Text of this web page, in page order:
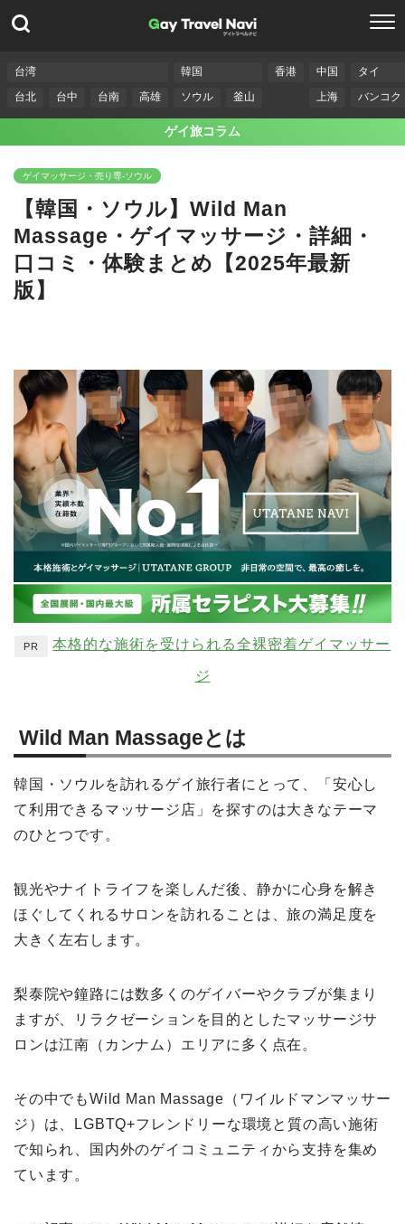
台湾
台北
台中 台南 高雄
韓国
ソウル
釜山
香港
中国
上海
タイ
バンコク
ゲイ旅コラム
ゲイマッサージ・売り専-ソウル
【韓国・ソウル】Wild Man
Massage・ゲイマッサージ・詳細・
口コミ・体験まとめ【2025年最新
版】
PR 本格的な施術を受けられる全裸密着ゲイマッサー
ジ
Wild Man Massageとは
韓国・ソウルを訪れるゲイ旅行者にとって、「安心し
て利用できるマッサージ店」を探すのは大きなテーマ
のひとつです。
観光やナイトライフを楽しんだ後、静かに心身を解き
ほぐしてくれるサロンを訪れることは、旅の満足度を
大きく左右します。
梨泰院や鐘路には数多くのゲイバーやクラブが集まり
ますが、リラクゼーションを目的としたマッサージサ
ロンは江南（カンナム）エリアに多く点在。
その中でもWild Man Massage（ワイルドマンマッサー
ジ）は、LGBTQ+フレンドリーな環境と質の高い施術
で知られ、国内外のゲイコミュニティから支持を集め
ています。